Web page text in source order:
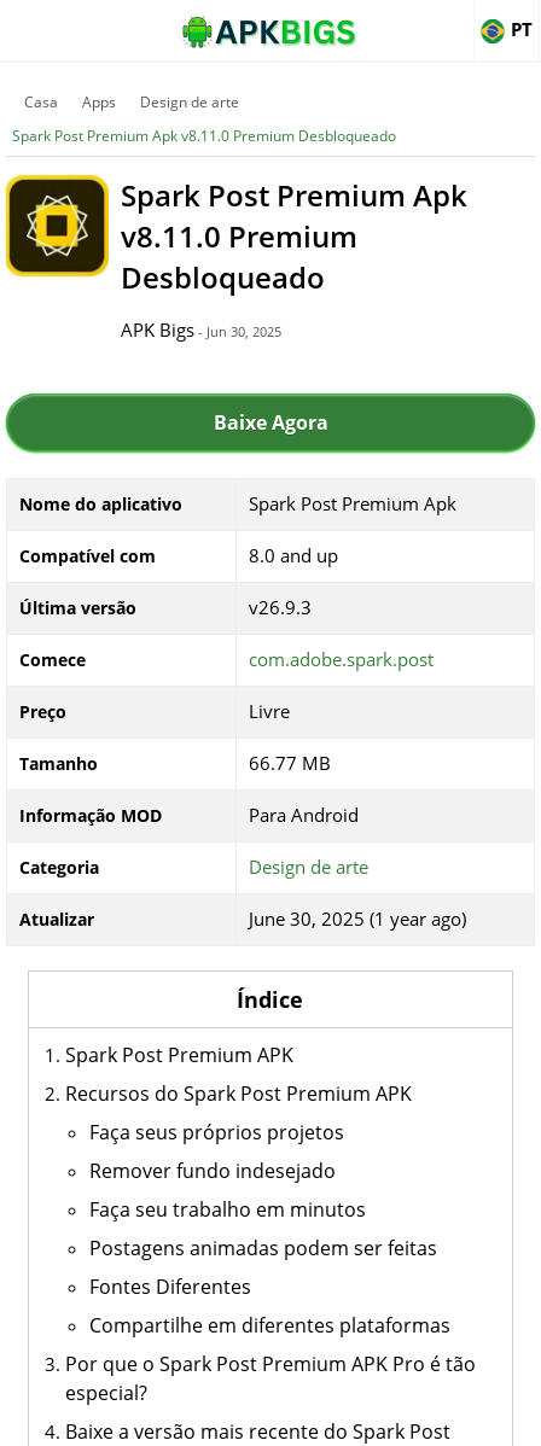
PT
Casa Apps
Design de arte
Spark Post Premium Apk v8.11.0 Premium Desbloqueado
Spark Post Premium Apk
v8.11.0 Premium
Desbloqueado
APK Bigs - Jun 30, 2025
Baixe Agora
Nome do aplicativo Spark Post Premium Apk
Compatível com 8.0 and up
Última versão v26.9.3
Comece com.adobe.spark.post
Preço Livre
Tamanho 66.77 MB
Informação MOD Para Android
Categoria Design de arte
Atualizar June 30, 2025 (1 year ago)
Índice
Spark Post Premium APK
Recursos do Spark Post Premium APK
Faça seus próprios projetos
Remover fundo indesejado
Faça seu trabalho em minutos
Postagens animadas podem ser feitas
Fontes Diferentes
Compartilhe em diferentes plataformas
Por que o Spark Post Premium APK Pro é tão
especial?
Baixe a versão mais recente do Spark Post